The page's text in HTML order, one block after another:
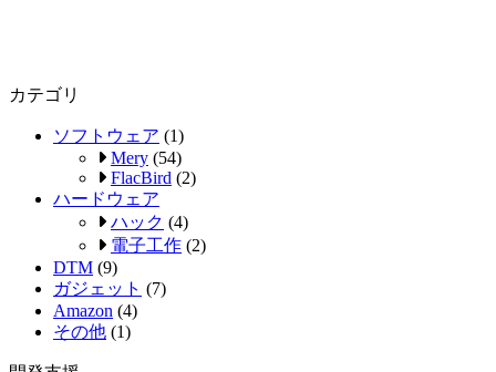
カテゴリ
ソフトウェア (1)
Mery (54)
FlacBird (2)
ハードウェア
ハック (4)
電子工作 (2)
DTM (9)
ガジェット (7)
Amazon (4)
その他 (1)